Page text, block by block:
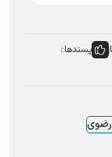
پسندها:
رضوی